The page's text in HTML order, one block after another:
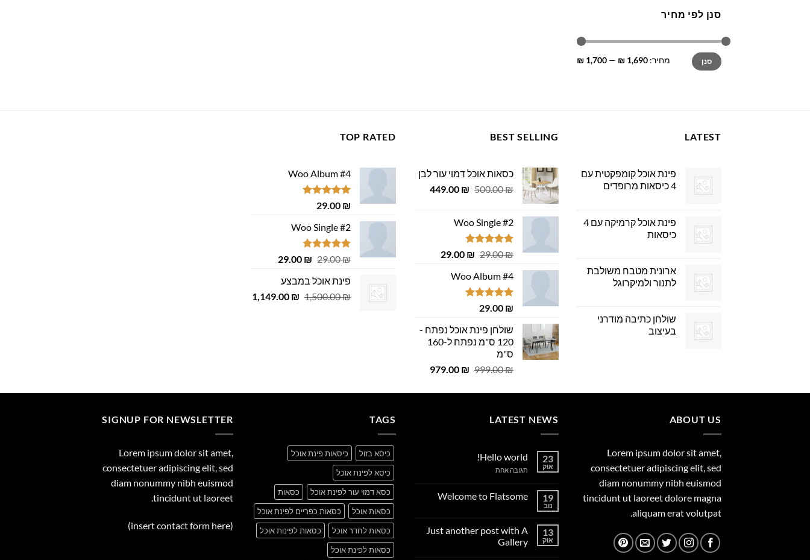
סנן לפי מחיר
מחיר
מינימלי
מחיר
מקסימלי
סנן מחיר: 1,690 ₪
—
1,700 ₪
LATEST
פינת אוכל קומפקטית עם
4 כיסאות מרופדים
פינת אוכל קרמיקה עם 4
כיסאות
ארונית מטבח משולבת
לתנור ולמיקרוגל
שולחן כתיבה מודרני
בעיצוב
BEST SELLING
כסאות אוכל דמוי עור לבן
500.00₪
המחיר
500.00 ₪.
449.00 ₪
המחיר
Woo Single #2
דורג4.75
29.00₪
המחיר
היה:
29.00 ₪.
29.00 ₪
המחיר
Woo Album #4
דורג5.00
29.00 ₪
שולחן פינת אוכל נפתח -
120 ס"מ נפתח ל-160
ס"מ
999.00₪
המחיר
היה:
979.00 ₪
המחיר
הוא:
TOP RATED
Woo Album #4
דורג5.00
29.00 ₪
Woo Single #2
דורג4.75
29.00₪
המחיר
היה:
29.00 ₪.
29.00 ₪
המחיר
29.00 ₪.
פינת אוכל במבצע
1,500.00₪
המחיר
1,149.00 ₪
המחיר
ABOUT US
Lorem ipsum dolor sit amet,
consectetuer adipiscing elit, sed
diam nonummy nibh euismod
tincidunt ut laoreet dolore magna
aliquam erat volutpat.
LATEST NEWS
23
אוק
Hello world!
תגובה אחתעל
19
נוב
Welcome to Flatsome
Welcome
to
Flatsome
13
אוק
Just another post with A
Gallery
TAGS
כיסא בזול
כיסאות פינת אוכל
כיסא לפינת אוכל
כסא דמוי עור לפינת אוכל
כסאות
כסאות אוכל
כסאות כפריים לפינת אוכל
כסאות לחדר אוכל
כסאות לפינות אוכל
כסאות לפינת אוכל
SIGNUP FOR NEWSLETTER
Lorem ipsum dolor sit amet,
consectetuer adipiscing elit, sed
diam nonummy nibh euismod
tincidunt ut laoreet.
(insert contact form here)